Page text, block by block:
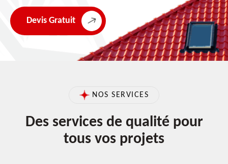
Devis Gratuit
NOS SERVICES
Des services de qualité pour
tous vos projets